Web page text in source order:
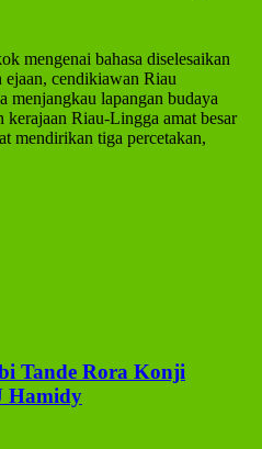
mengenai bahasa diselesaikan
ejaan, cendikiawan Riau
menjangkau lapangan budaya
Riau-Lingga amat besar
mendirikan tiga percetakan,
Tande Rora Konji
Hamidy